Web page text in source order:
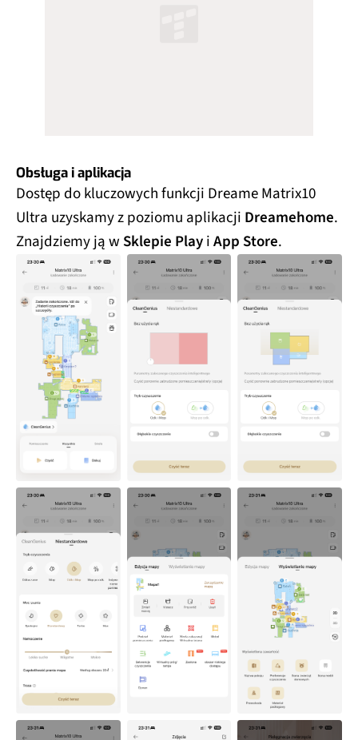
Obsługa i aplikacja
Dostęp do kluczowych funkcji Dreame Matrix10
Ultra uzyskamy z poziomu aplikacji Dreamehome.
Znajdziemy ją w Sklepie PlayiApp Store.